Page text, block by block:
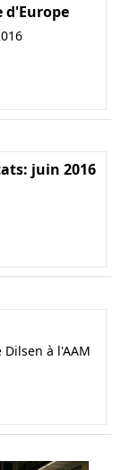
d'Europe
juin 2016
à l'AAM